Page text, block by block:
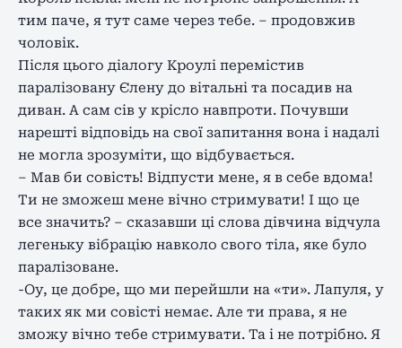
тим паче, я тут саме через тебе. – продовжив
чоловік.
Після цього діалогу Кроулі перемістив
паралізовану Єлену до вітальні та посадив на
диван. А сам сів у крісло навпроти. Почувши
нарешті відповідь на свої запитання вона і надалі
не могла зрозуміти, що відбувається.
– Мав би совість! Відпусти мене, я в себе вдома!
Ти не зможеш мене вічно стримувати! І що це
все значить? – сказавши ці слова дівчина відчула
легеньку вібрацію навколо свого тіла, яке було
паралізоване.
-Оу, це добре, що ми перейшли на «ти». Лапуля, у
таких як ми совісті немає. Але ти права, я не
зможу вічно тебе стримувати. Та і не потрібно. Я